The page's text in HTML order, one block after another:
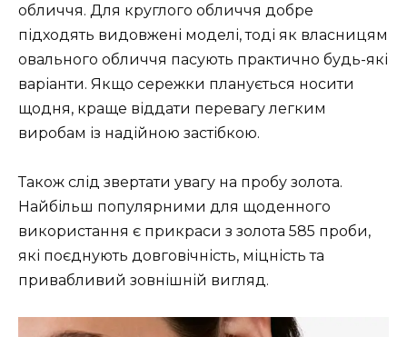
обличчя. Для круглого обличчя добре
підходять видовжені моделі, тоді як власницям
овального обличчя пасують практично будь-які
варіанти. Якщо сережки планується носити
щодня, краще віддати перевагу легким
виробам із надійною застібкою.
Також слід звертати увагу на пробу золота.
Найбільш популярними для щоденного
використання є прикраси з золота 585 проби,
які поєднують довговічність, міцність та
привабливий зовнішній вигляд.